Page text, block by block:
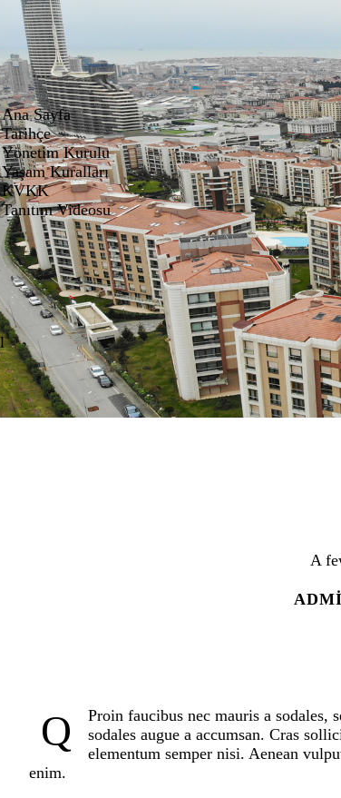
Ana Sayfa
Tarihçe
Yönetim Kurulu
Yaşam Kuralları
KVKK
Tanıtım Videosu
A
Q
Proin faucibus nec mauris a sodales,
sodales augue a accumsan. Cras
elementum semper nisi. Aenean
enim.